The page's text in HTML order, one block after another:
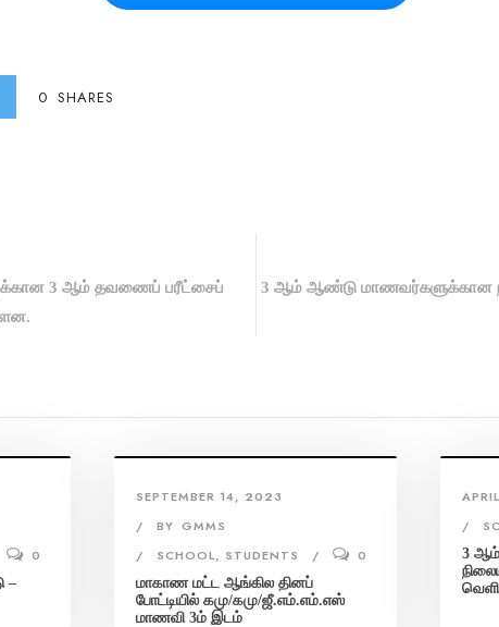
0 SHARES
3 ஆம் தவணைப் பரீட்சைப்
3 ஆம் ஆண்டு மாணவர்களுக்கான
0
–
SEPTEMBER 14, 2023
BY GMMS
SCHOOL, STUDENTS 0
மாகாண மட்ட ஆங்கில தினப்
போட்டியில் கமு/கமு/ஜீ.எம்.எம்.எஸ்
மாணவி 3ம் இடம்
3